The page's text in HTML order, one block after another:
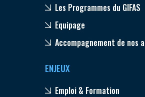
Les Programmes du GIFAS
Equipage
Accompagnement de nos
ENJEUX
Emploi & Formation